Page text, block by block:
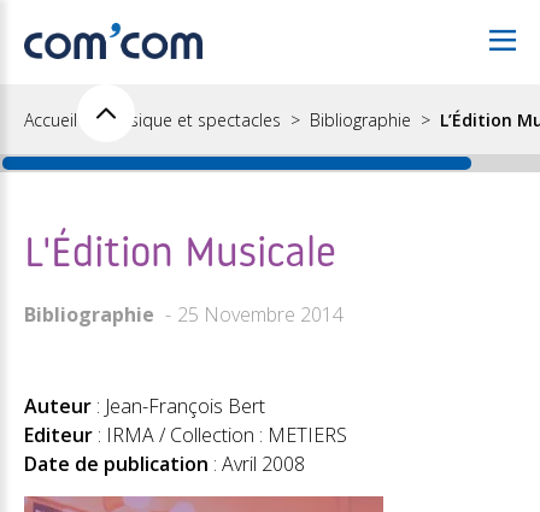
Accueil Musique et spectacles Bibliographie L’Édition
L'Édition Musicale
Bibliographie 25 Novembre 2014
Auteur : Jean-François Bert
Editeur : IRMA / Collection : METIERS
Date de publication : Avril 2008